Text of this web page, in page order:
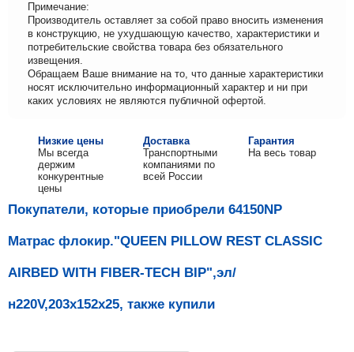
Примечание:
Производитель оставляет за собой право вносить изменения
в конструкцию, не ухудшающую качество, характеристики и
потребительские свойства товара без обязательного
извещения.
Обращаем Ваше внимание на то, что данные характеристики
носят исключительно информационный характер и ни при
каких условиях не являются публичной офертой.
Низкие цены
Мы всегда
держим
конкурентные
цены
Доставка
Транспортными
компаниями по
всей России
Гарантия
На весь товар
Покупатели, которые приобрели 64150NP
Матрас флокир."QUEEN PILLOW REST CLASSIC
AIRBED WITH FIBER-TECH BIP",эл/
н220V,203х152х25, также купили